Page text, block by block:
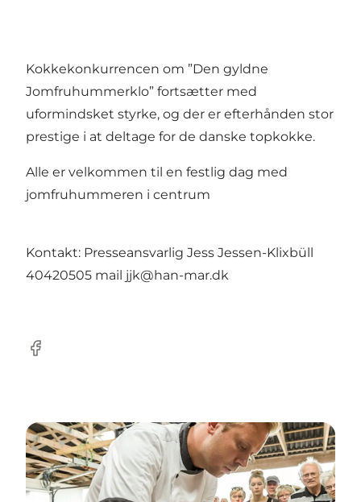
Kokkekonkurrencen om ”Den gyldne
Jomfruhummerklo” fortsætter med
uformindsket styrke, og der er efterhånden stor
prestige i at deltage for de danske topkokke.
Alle er velkommen til en festlig dag med
jomfruhummeren i centrum
Kontakt: Presseansvarlig Jess Jessen-Klixbüll
40420505 mail jjk@han-mar.dk
Facebook